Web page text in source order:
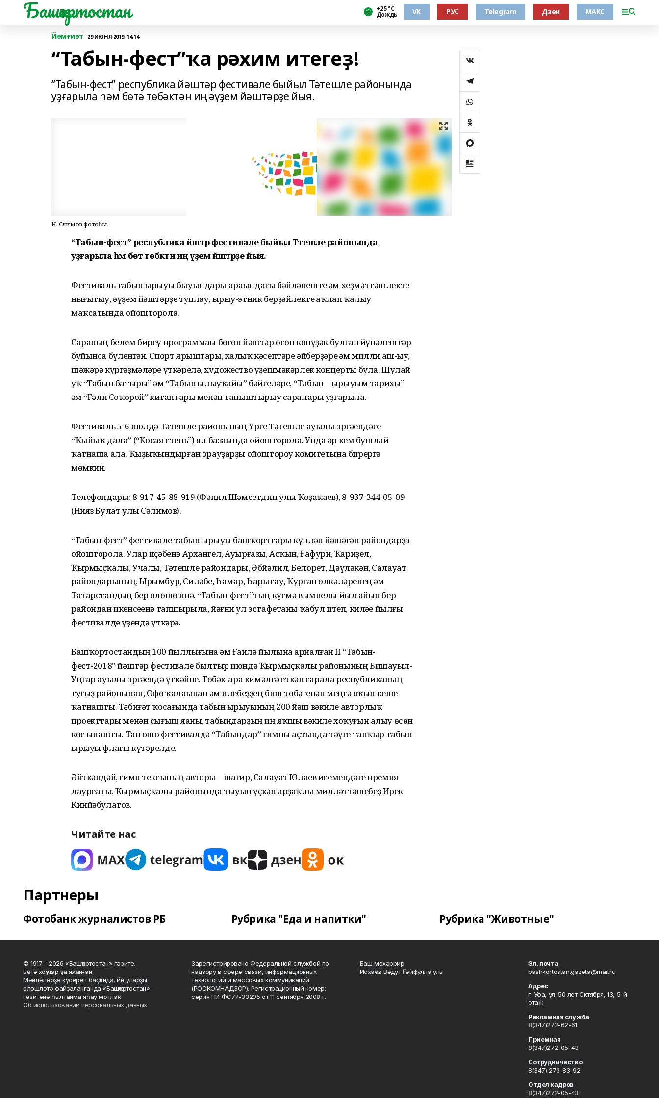
Башҡортостан +25 °С
Дождь VK РУС Telegram Дзен МАКС
Йәмғиәт 29 ИЮНЯ 2019, 14:14
“Табын-фест”ҡа рәхим итегеҙ!
“Табын-фест” республика йәштәр фестивале быйыл Тәтешле районында
уҙғарыла һәм бөтә төбәктән иң әүҙем йәштәрҙе йыя.
Н. Сәлимов фотоһы.
“Табын-фест” республика йәштәр фестивале быйыл Тәтешле районында
уҙғарыла һәм бөтә төбәктән иң әүҙем йәштәрҙе йыя.
Фестиваль табын ырыуы быуындары араһындағы бәйләнеште һәм хеҙмәттәшлекте
нығытыу, әүҙем йәштәрҙе туплау, ырыу-этник берҙәйлекте һаҡлап ҡалыу
маҡсатында ойошторола.
Сараның белем биреү программаһы бөгөн йәштәр өсөн көнүҙәк булған йүнәлештәр
буйынса бүленгән. Спорт ярыштары, халыҡ кәсептәре әйберҙәре һәм милли аш-һыу,
шәжәрә күргәҙмәләре үткәрелә, художество үҙешмәкәрлек концерты була. Шулай
уҡ “Табын батыры” һәм “Табын һылыуҡайы” бәйгеләре, “Табын – ырыуым тарихы”
һәм “Ғәли Соҡорой” китаптары менән таныштырыу саралары уҙғарыла.
Фестиваль 5-6 июлдә Тәтешле районының Үрге Тәтешле ауылы эргәһендәге
“Ҡыйыҡ дала” (“Косая степь”) ял базаһында ойошторола. Унда һәр кем бушлай
ҡатнаша ала. Ҡыҙыҡһындырған һорауҙарҙы ойоштороу комитетына бирергә
мөмкин.
Телефондары: 8-917-45-88-919 (Фәнил Шәмсетдин улы Ҡоҙаҡаев), 8-937-344-05-09
(Нияз Булат улы Сәлимов).
“Табын-фест” фестивале табын ырыуы башҡорттары күпләп йәшәгән райондарҙа
ойошторола. Улар иҫәбенә Архангел, Ауырғазы, Асҡын, Ғафури, Ҡариҙел,
Ҡырмыҫҡалы, Учалы, Тәтешле райондары, Әбйәлил, Белорет, Дәүләкән, Салауат
райондарының, Ырымбур, Силәбе, Һамар, Һарытау, Ҡурған өлкәләренең һәм
Татарстандың бер өлөшө инә. “Табын-фест”тың күсмә вымпелы йыл һайын бер
райондан икенсеһенә тапшырыла, йәғни ул эстафетаны ҡабул итеп, киләһе йылғы
фестивалде үҙендә үткәрә.
Башҡортостандың 100 йыллығына һәм Ғаилә йылына арналған II “Табын-
фест-2018” йәштәр фестивале былтыр июндә Ҡырмыҫҡалы районының Бишауыл-
Уңғар ауылы эргәһендә үткәйне. Төбәк-ара кимәлгә еткән сарала республиканың
туғыҙ районынан, Өфө ҡалаһынан һәм илебеҙҙең биш төбәгенән меңгә яҡын кеше
ҡатнашты. Тәбиғәт ҡосағында табын ырыуының 200 йәш вәкиле авторлыҡ
проекттары менән сығыш яһаны, табындарҙың иң яҡшы вәкиле хоҡуғын алыу өсөн
көс һынашты. Тап ошо фестивалдә “Табындар” гимны аҫтында тәүге тапҡыр табын
ырыуы флагы күтәрелде.
Әйткәндәй, гимн тексының авторы – шағир, Салауат Юлаев исемендәге премия
лауреаты, Ҡырмыҫҡалы районында тыуып үҫкән арҙаҡлы милләттәшебеҙ Ирек
Кинйәбулатов.
Читайте нас
Партнеры
Фотобанк журналистов РБ Рубрика "Еда и напитки" Рубрика "Животные"
© 1917 - 2026 «Башҡортостан» гәзите.
Бөтә хоҡуҡтар ҙа яҡланған.
Мәҡәләләрҙе күсереп баҫҡанда, йә уларҙы
өлөшләтә файҙаланғанда «Башҡортостан»
гәзитенә һылтанма яһау мотлаҡ.
Об использовании персональных данных
Зарегистрировано Федеральной службой по
надзору в сфере связи, информационных
технологий и массовых коммуникаций
(РОСКОМНАДЗОР). Регистрационный номер:
серия ПИ ФС77-33205 от 11 сентября 2008 г.
Баш мөхәррир
Исхаҡов Вәдүт Ғәйфулла улы
Эл. почта
bashkortostan.gazeta@mail.ru
Адрес
г. Уфа, ул. 50 лет Октября, 13, 5-й
этаж
Рекламная служба
8(347)272-62-61
Приемная
8(347)272-05-43
Сотрудничество
8(347) 273-83-92
Отдел кадров
8(347)272-05-43